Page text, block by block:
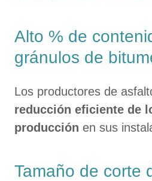
Alto % de
gránulos de
Los productores de
reducción eficiente de
producción en sus
Tamaño de corte